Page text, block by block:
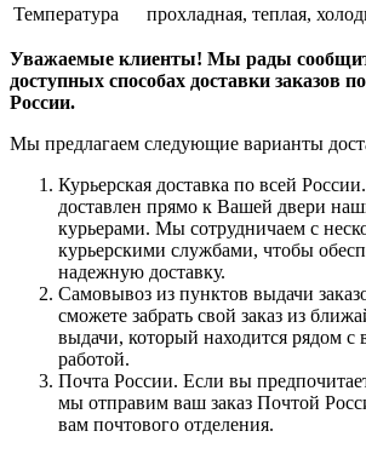
Температура
прохладная, теплая,
Уважаемые клиенты! Мы рады
доступных способах доставки заказов
России.
Мы предлагаем следующие варианты
Курьерская доставка по всей
доставлен прямо к Вашей двери
курьерами. Мы сотрудничаем с
курьерскими службами, чтобы
надежную доставку.
Самовывоз из пунктов выдачи
сможете забрать свой заказ из
выдачи, который находится рядом
работой.
Почта России. Если вы
мы отправим ваш заказ Почтой
вам почтового отделения.